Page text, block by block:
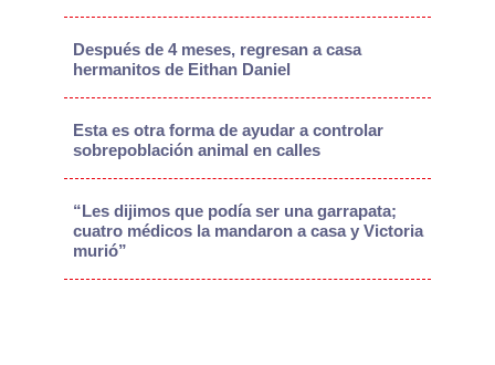
Después de 4 meses, regresan a casa
hermanitos de Eithan Daniel
Esta es otra forma de ayudar a controlar
sobrepoblación animal en calles
“Les dijimos que podía ser una garrapata;
cuatro médicos la mandaron a casa y Victoria
murió”